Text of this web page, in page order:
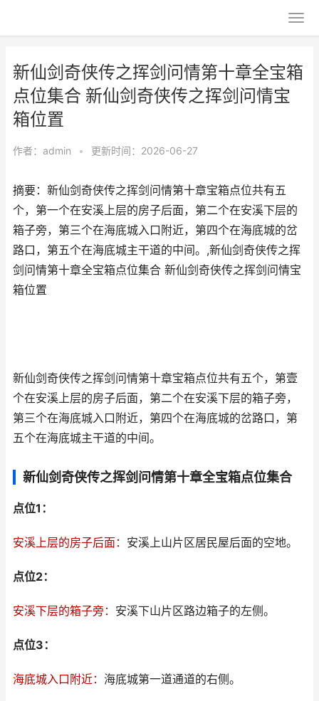
新仙剑奇侠传之挥剑问情第十章全宝箱
点位集合 新仙剑奇侠传之挥剑问情宝
箱位置
作者： admin • 更新时间：2026-06-27
摘要：新仙剑奇侠传之挥剑问情第十章宝箱点位共有五
个，第一个在安溪上层的房子后面，第二个在安溪下层的
箱子旁，第三个在海底城入口附近，第四个在海底城的岔
路口，第五个在海底城主干道的中间。,新仙剑奇侠传之挥
剑问情第十章全宝箱点位集合 新仙剑奇侠传之挥剑问情宝
箱位置
新仙剑奇侠传之挥剑问情第十章宝箱点位共有五个，第壹
个在安溪上层的房子后面，第二个在安溪下层的箱子旁，
第三个在海底城入口附近，第四个在海底城的岔路口，第
五个在海底城主干道的中间。
新仙剑奇侠传之挥剑问情第十章全宝箱点位集合
点位1：
安溪上层的房子后面： 安溪上山片区居民屋后面的空地。
点位2：
安溪下层的箱子旁： 安溪下山片区路边箱子的左侧。
点位3：
海底城入口附近： 海底城第一道通道的右侧。